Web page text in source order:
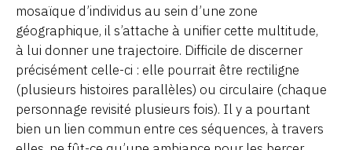
mosaïque d’individus au sein d’une zone
géographique, il s’attache à unifier cette multitude,
à lui donner une trajectoire. Difficile de discerner
précisément celle-ci : elle pourrait être rectiligne
(plusieurs histoires parallèles) ou circulaire (chaque
personnage revisité plusieurs fois). Il y a pourtant
bien un lien commun entre ces séquences, à travers